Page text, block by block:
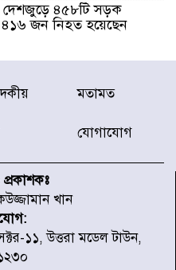
দেশজুড়ে ৪৫৮টি সড়ক
৪১৬ জন নিহত হয়েছেন
শিশুকে পরিবারের কাছে
ভাসছেন খিলক্ষেত
উত্তরা আঞ্চলিক পাসপোর্ট
দালাল চক্রের ১৩ জন
মেয়াদে সাজা প্রদান
মতামত
যোগাযোগ
খান
১১, উত্তরা মডেল টাউন,